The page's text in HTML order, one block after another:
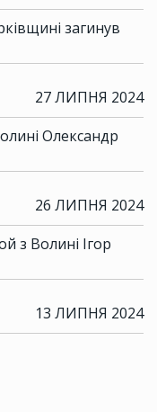
загинув
27 ЛИПНЯ 2024
Олександр
26 ЛИПНЯ 2024
з Волині Ігор
13 ЛИПНЯ 2024